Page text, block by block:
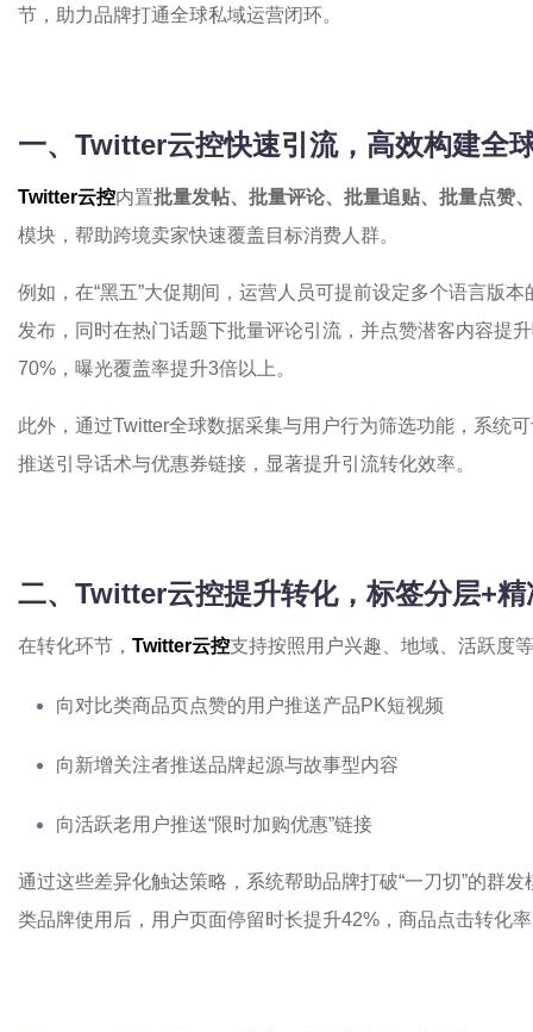
节，助力品牌打通全球私域运营闭环。
一、 Twitter云控快速引流，高效构建全
Twitter云控内置批量发帖、批量评论、批量追贴、批量点赞
模块，帮助跨境卖家快速覆盖目标消费人群。
例如，在“黑五”大促期间，运营人员可提前设定多个语言版
发布，同时在热门话题下批量评论引流，并点赞潜客内容提
70%，曝光覆盖率提升3倍以上。
此外，通过Twitter全球数据采集与用户行为筛选功能，系统
推送引导话术与优惠券链接，显著提升引流转化效率。
二、 Twitter云控提升转化，标签分层+
在转化环节， Twitter云控支持按照用户兴趣、地域、活跃度
向对比类商品页点赞的用户推送产品PK短视频
向新增关注者推送品牌起源与故事型内容
向活跃老用户推送“限时加购优惠”链接
通过这些差异化触达策略，系统帮助品牌打破“一刀切”的群
类品牌使用后，用户页面停留时长提升42%，商品点击转化